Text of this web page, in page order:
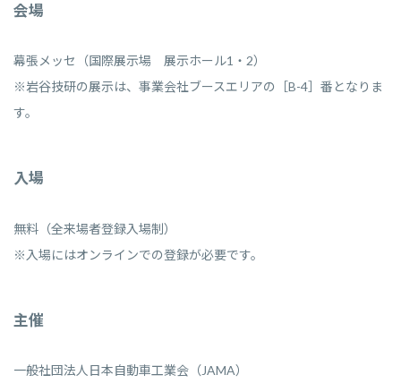
会場
幕張メッセ（国際展示場 展示ホール1・2）
※岩谷技研の展示は、事業会社ブースエリアの［B-4］番となりま
す。
入場
無料（全来場者登録入場制）
※入場にはオンラインでの登録が必要です。
主催
一般社団法人日本自動車工業会（JAMA）